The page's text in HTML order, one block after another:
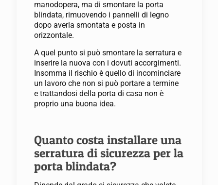
manodopera, ma di smontare la porta
blindata, rimuovendo i pannelli di legno
dopo averla smontata e posta in
orizzontale.
A quel punto si può smontare la serratura e
inserire la nuova con i dovuti accorgimenti.
Insomma il rischio è quello di incominciare
un lavoro che non si può portare a termine
e trattandosi della porta di casa non è
proprio una buona idea.
Quanto costa installare una
serratura di sicurezza per la
porta blindata?